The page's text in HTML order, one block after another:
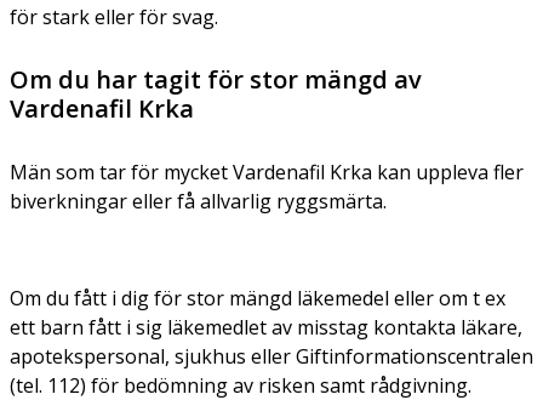
för stark eller för svag.
Om du har tagit för stor mängd av
Vardenafil Krka
Män som tar för mycket Vardenafil Krka kan uppleva fler
biverkningar eller få allvarlig ryggsmärta.
Om du fått i dig för stor mängd läkemedel eller om t ex
ett barn fått i sig läkemedlet av misstag kontakta läkare,
apotekspersonal, sjukhus eller Giftinformationscentralen
(tel. 112) för bedömning av risken samt rådgivning.